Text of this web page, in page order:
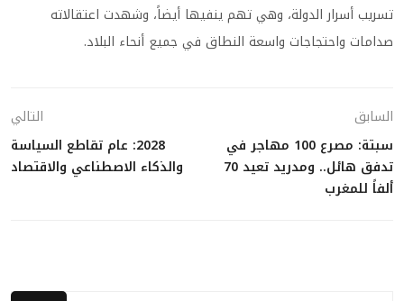
تسريب أسرار الدولة، وهي تهم ينفيها أيضاً، وشهدت اعتقالاته
صدامات واحتجاجات واسعة النطاق في جميع أنحاء البلاد.
السابق
سبتة: مصرع 100 مهاجر في
تدفق هائل.. ومدريد تعيد 70
ألفاً للمغرب
التالي
2028: عام تقاطع السياسة
والذكاء الاصطناعي والاقتصاد